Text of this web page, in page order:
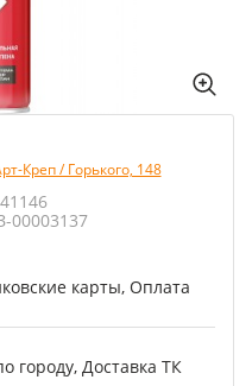
Креп / Горького, 148
00003137
карты, Оплата
городу, Доставка ТК